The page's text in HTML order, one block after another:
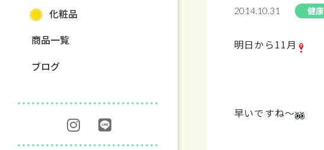
化粧品
商品一覧
ブログ
2014.10.31 健康
明日から11月
早いですね～